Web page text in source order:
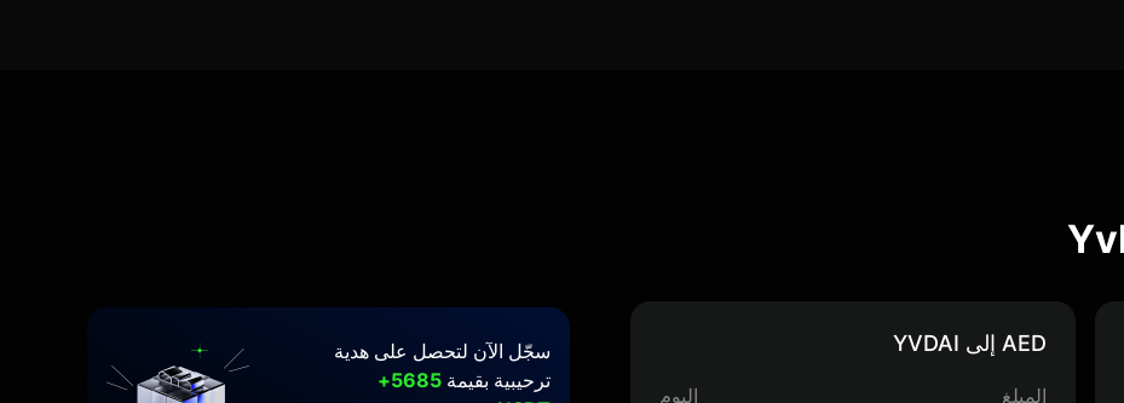
AED إلى YVDAI
المبلغ اليوم
سجّل الآن لتحصل على هدية
ترحيبية بقيمة
5685+